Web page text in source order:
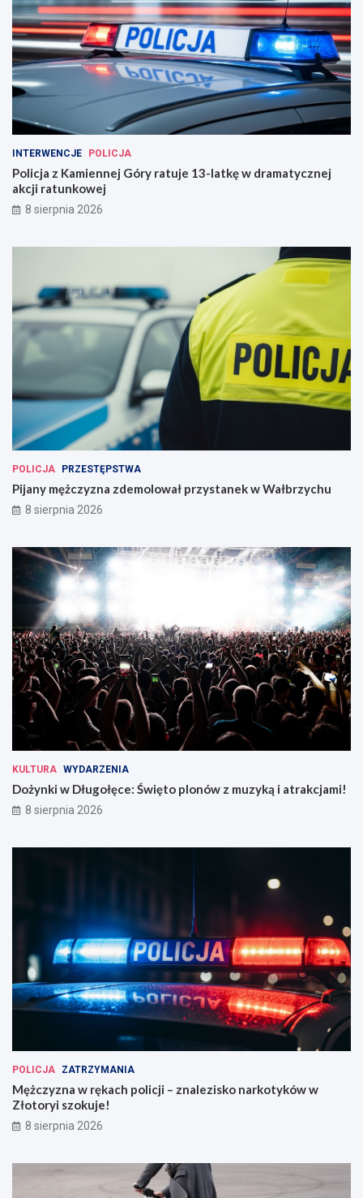
INTERWENCJE POLICJA
Policja z Kamiennej Góry ratuje 13-latkę w dramatycznej
akcji ratunkowej
8 sierpnia 2026
POLICJA PRZESTĘPSTWA
Pijany mężczyzna zdemolował przystanek w Wałbrzychu
8 sierpnia 2026
KULTURA WYDARZENIA
Dożynki w Długołęce: Święto plonów z muzyką i atrakcjami!
8 sierpnia 2026
POLICJA ZATRZYMANIA
Mężczyzna w rękach policji – znalezisko narkotyków w
Złotoryi szokuje!
8 sierpnia 2026